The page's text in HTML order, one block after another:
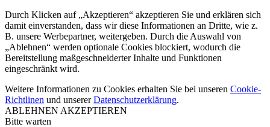
Durch Klicken auf „Akzeptieren“ akzeptieren Sie und erklären sich
damit einverstanden, dass wir diese Informationen an Dritte, wie z.
B. unsere Werbepartner, weitergeben. Durch die Auswahl von
„Ablehnen“ werden optionale Cookies blockiert, wodurch die
Bereitstellung maßgeschneiderter Inhalte und Funktionen
eingeschränkt wird.
Weitere Informationen zu Cookies erhalten Sie bei unseren Cookie-
Richtlinen und unsererDatenschutzerklärung.
ABLEHNEN AKZEPTIEREN
Bitte warten